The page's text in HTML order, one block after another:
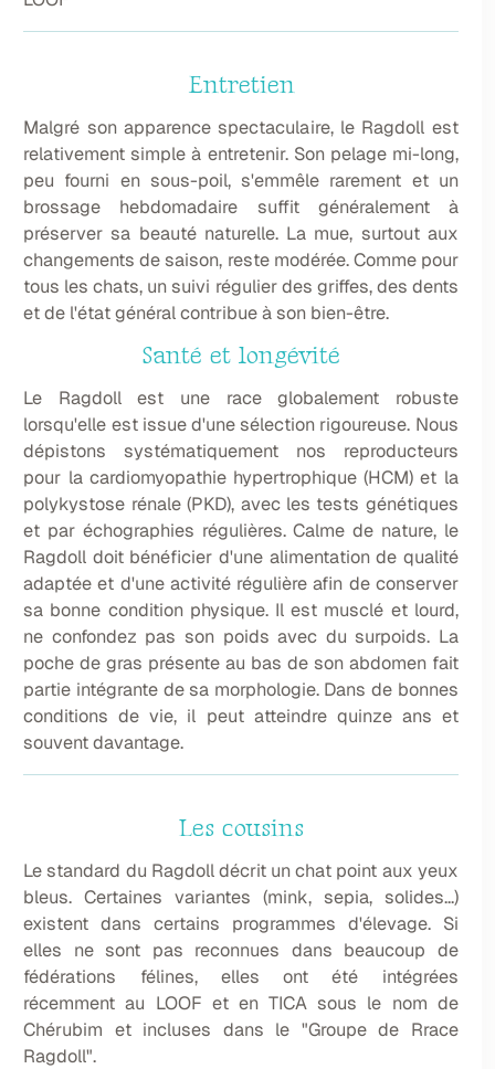
Entretien
Malgré son apparence spectaculaire, le Ragdoll est
relativement simple à entretenir. Son pelage mi-long,
peu fourni en sous-poil, s'emmêle rarement et un
brossage hebdomadaire suffit généralement à
préserver sa beauté naturelle. La mue, surtout aux
changements de saison, reste modérée. Comme pour
tous les chats, un suivi régulier des griffes, des dents
et de l'état général contribue à son bien-être.
Santé et longévité
Le Ragdoll est une race globalement robuste
lorsqu'elle est issue d'une sélection rigoureuse. Nous
dépistons systématiquement nos reproducteurs
pour la cardiomyopathie hypertrophique (HCM) et la
polykystose rénale (PKD), avec les tests génétiques
et par échographies régulières. Calme de nature, le
Ragdoll doit bénéficier d'une alimentation de qualité
adaptée et d'une activité régulière afin de conserver
sa bonne condition physique. Il est musclé et lourd,
ne confondez pas son poids avec du surpoids. La
poche de gras présente au bas de son abdomen fait
partie intégrante de sa morphologie. Dans de bonnes
conditions de vie, il peut atteindre quinze ans et
souvent davantage.
Les cousins
Le standard du Ragdoll décrit un chat point aux yeux
bleus. Certaines variantes (mink, sepia, solides...)
existent dans certains programmes d'élevage. Si
elles ne sont pas reconnues dans beaucoup de
fédérations félines, elles ont été intégrées
récemment au LOOF et en TICA sous le nom de
Chérubim et incluses dans le "Groupe de Rrace
Ragdoll".